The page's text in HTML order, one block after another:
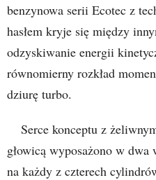
benzynowa serii Ecotec z
hasłem kryje się między
odzyskiwanie energii
równomierny rozkład
dziurę turbo.
Serce konceptu z
głowicą wyposażono w
na każdy z czterech